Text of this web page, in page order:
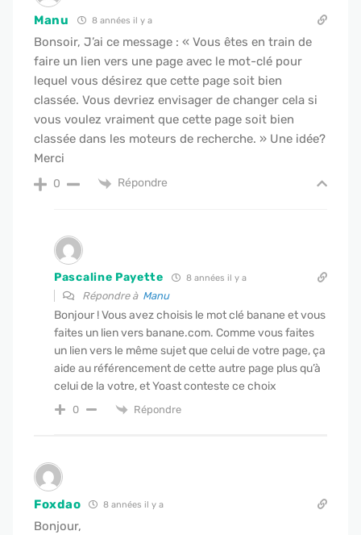
Manu 8 années il y a
Bonsoir, J’ai ce message : « Vous êtes en train de
faire un lien vers une page avec le mot-clé pour
lequel vous désirez que cette page soit bien
classée. Vous devriez envisager de changer cela si
vous voulez vraiment que cette page soit bien
classée dans les moteurs de recherche. » Une idée?
Merci
0 Répondre
Pascaline Payette 8 années il y a
Répondre à Manu
Bonjour ! Vous avez choisis le mot clé banane et vous
faites un lien vers banane.com. Comme vous faites
un lien vers le même sujet que celui de votre page, ça
aide au référencement de cette autre page plus qu’à
celui de la votre, et Yoast conteste ce choix
0 Répondre
Foxdao 8 années il y a
Bonjour,